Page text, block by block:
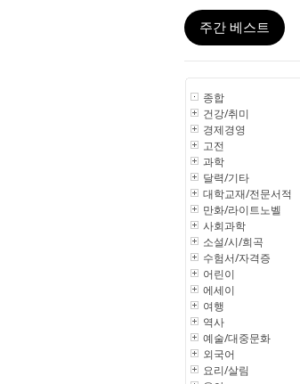
주간 베스트
종합
건강/취미
경제경영
고전
과학
달력/기타
대학교재/전문서적
만화/라이트노벨
사회과학
소설/시/희곡
수험서/자격증
어린이
에세이
여행
역사
예술/대중문화
외국어
요리/살림